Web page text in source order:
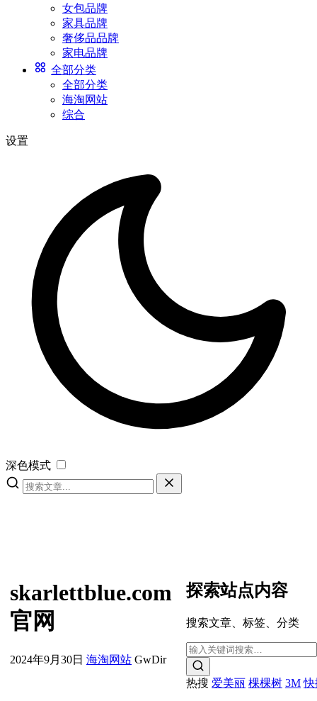
女包品牌
家具品牌
奢侈品品牌
家电品牌
全部分类
全部分类
海淘网站
综合
设置
深色模式
skarlettblue.com
官网
2024年9月30日 海淘网站 GwDir
探索站点内容
搜索文章、标签、分类
热搜 爱美丽 棵棵树 3M 快